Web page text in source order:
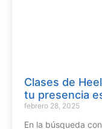
Clases de
tu presencia
febrero 28, 2025
En la búsqueda